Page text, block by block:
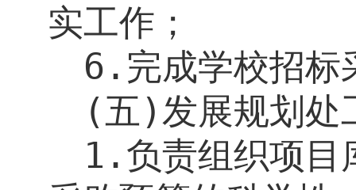
实工作；
6. 完成学校招标
(五)发展规划处
1. 负责组织项目